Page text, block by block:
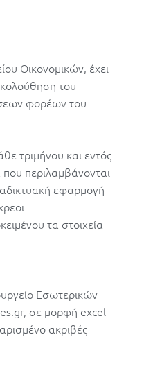
Οικονομικών, έχει
του
φορέων του
τριμήνου και εντός
περιλαμβάνονται
εφαρμογή
τα στοιχεία
Εσωτερικών
σε μορφή excel
ακριβές